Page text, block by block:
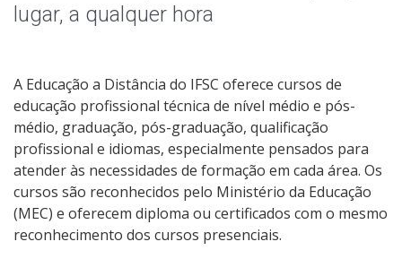
Educação a Distância
Processo de Inscrição
Resultados
lugar, a qualquer hora
A Educação a Distância do IFSC oferece cursos de
educação profissional técnica de nível médio e pós-
médio, graduação, pós-graduação, qualificação
profissional e idiomas, especialmente pensados para
atender às necessidades de formação em cada área. Os
cursos são reconhecidos pelo Ministério da Educação
(MEC) e oferecem diploma ou certificados com o mesmo
reconhecimento dos cursos presenciais.